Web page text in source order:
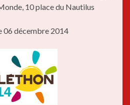
10 place du Nautilus
06 décembre 2014